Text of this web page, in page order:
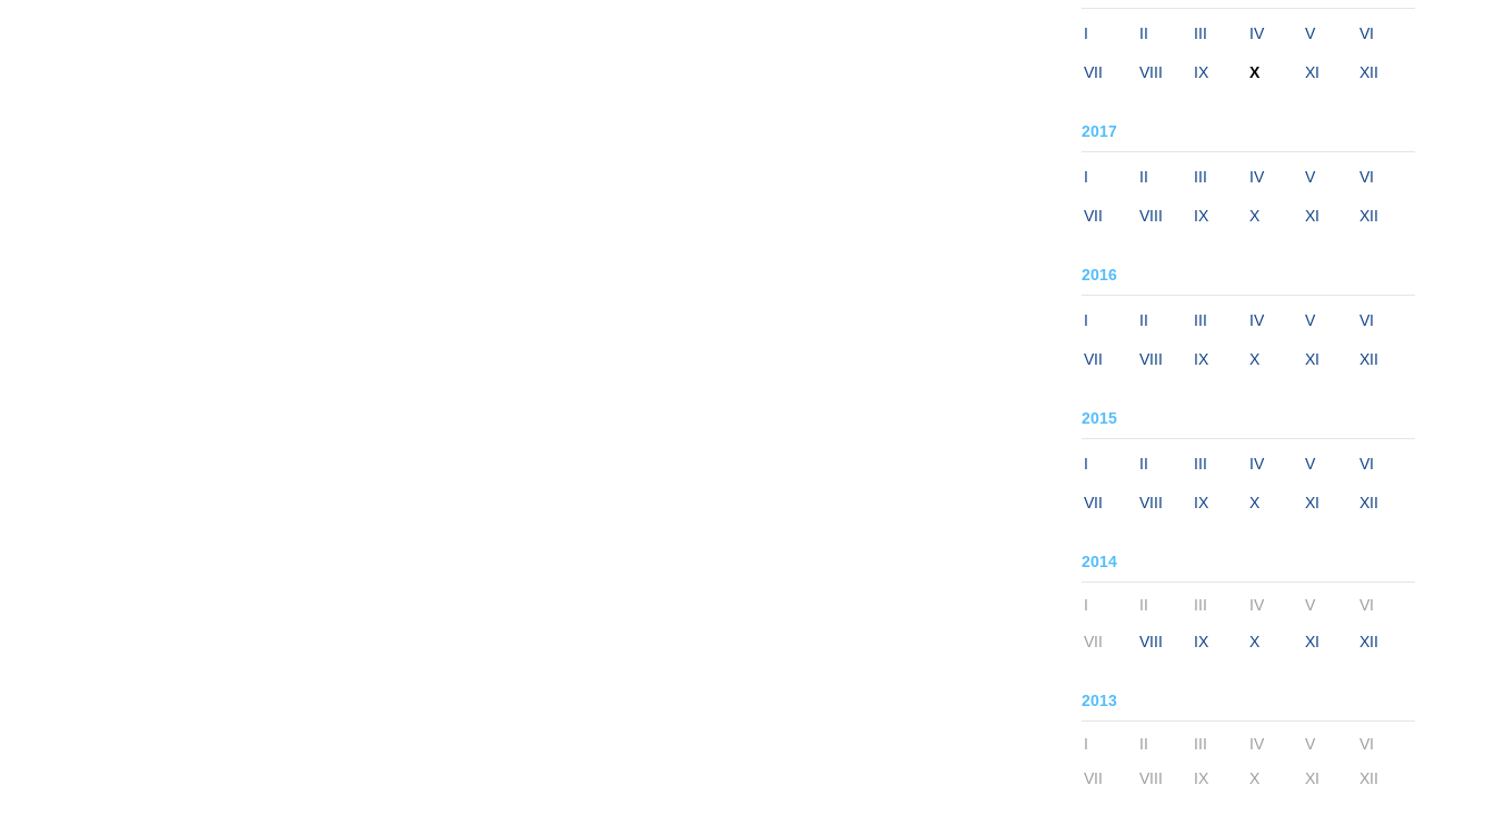
I II III IV V VI
VII VIII IX X XI XII
2017
I II III IV V VI
VII VIII IX X XI XII
2016
I II III IV V VI
VII VIII IX X XI XII
2015
I II III IV V VI
VII VIII IX X XI XII
2014
I II III IV V VI
VII VIII IX X XI XII
2013
I II III IV V
VI
VII
VIII IX X XI XII